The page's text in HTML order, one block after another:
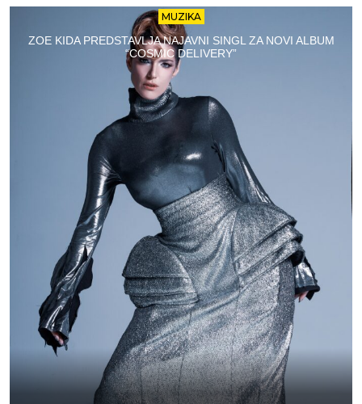
MUZIKA
ZOE KIDA PREDSTAVLJA NAJAVNI SINGL ZA NOVI ALBUM
“COSMIC DELIVERY”